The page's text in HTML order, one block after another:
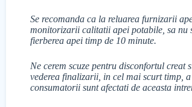
Se recomanda ca la reluarea furnizarii
monitorizarii calitatii apei potabile, sa nu
fierberea apei timp de 10 minute.
Ne cerem scuze pentru disconfortul creat
vederea finalizarii, in cel mai scurt timp,
consumatorii sunt afectati de aceasta